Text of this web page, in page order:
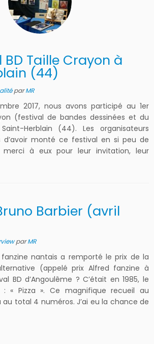
BD Taille Crayon à
(44)
parMR
2017, nous avons participé au 1er
(festival de bandes dessinées et du
Herblain (44). Les organisateurs
monté ce festival en si peu de
merci à eux pour leur invitation, leur
Barbier (avril
parMR
fanzine nantais a remporté le prix de la
(appelé prix Alfred fanzine à
BD d’Angoulême ? C’était en 1985, le
: « Pizza ». Ce magnifique recueil au
total 4 numéros. J’ai eu la chance de